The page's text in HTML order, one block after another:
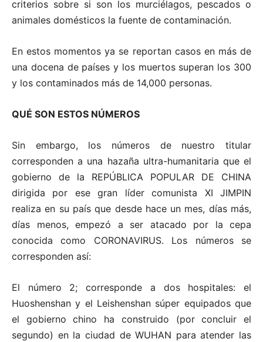
criterios sobre si son los murciélagos, pescados o
animales domésticos la fuente de contaminación.
En estos momentos ya se reportan casos en más de
una docena de países y los muertos superan los 300
y los contaminados más de 14,000 personas.
QUÉ SON ESTOS NÚMEROS
Sin embargo, los números de nuestro titular
corresponden a una hazaña ultra-humanitaria que el
gobierno de la REPÚBLICA POPULAR DE CHINA
dirigida por ese gran líder comunista XI JIMPIN
realiza en su país que desde hace un mes, días más,
días menos, empezó a ser atacado por la cepa
conocida como CORONAVIRUS. Los números se
corresponden así:
El número 2; corresponde a dos hospitales: el
Huoshenshan y el Leishenshan súper equipados que
el gobierno chino ha construido (por concluir el
segundo) en la ciudad de WUHAN para atender las